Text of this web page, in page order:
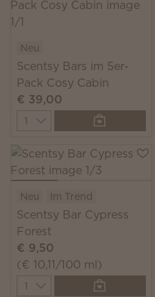
Neu
Scentsy Bars im 5er-
Pack Cosy Cabin
€ 39,00
Quantity
Neu Im Trend
Scentsy Bar Cypress
Forest
€ 9,50
(€ 10,11/100 ml)
Quantity